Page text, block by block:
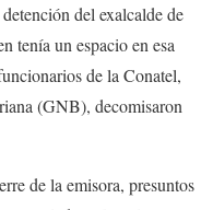
del exalcalde de
tenía un espacio en esa
de la Conatel,
(GNB), decomisaron
de la emisora, presuntos